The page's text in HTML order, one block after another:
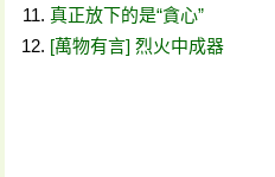
真正放下的是“貪心”
[萬物有言] 烈火中成器